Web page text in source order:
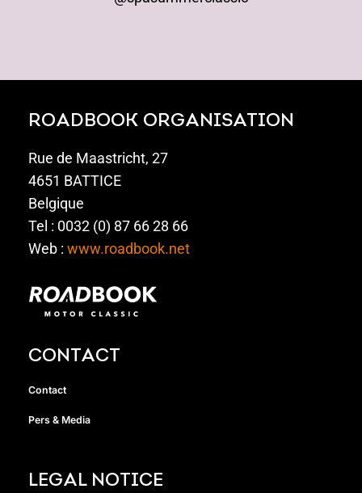
ROADBOOK ORGANISATION
Rue de Maastricht, 27
4651 BATTICE
Belgique
Tel : 0032 (0) 87 66 28 66
Web :www.roadbook.net
CONTACT
Contact
Pers & Media
LEGAL NOTICE